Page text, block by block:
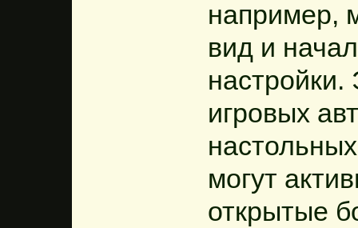
например,
вид и
настройки.
игровых
могут
открытые